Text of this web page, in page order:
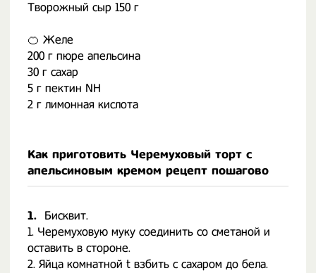
Творожный сыр 150 г
🍊 Желе
200 г пюре апельсина
30 г сахар
5 г пектин NH
2 г лимонная кислота
Как приготовить Черемуховый торт с
апельсиновым кремом рецепт пошагово
1.
Бисквит.
1. Черемуховую муку соединить со сметаной и
оставить в стороне.
2. Яйца комнатной t взбить с сахаром до бела.